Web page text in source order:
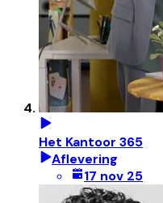
Het Kantoor 365
Aflevering
17 nov 25